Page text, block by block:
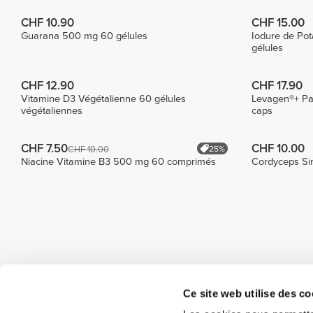
Ce site web utilise des
CHF 10.90
Guarana 500 mg 60 gélules
CHF 15.00
Iodure de
gélules
CHF 12.90
Vitamine D3 Végétalienne 60 gélules
végétaliennes
CHF 17.90
Levagen®+
caps
CHF 7.50CHF 10.00 25%
Niacine Vitamine B3 500 mg 60 comprimés
CHF 10.00
Cordyceps